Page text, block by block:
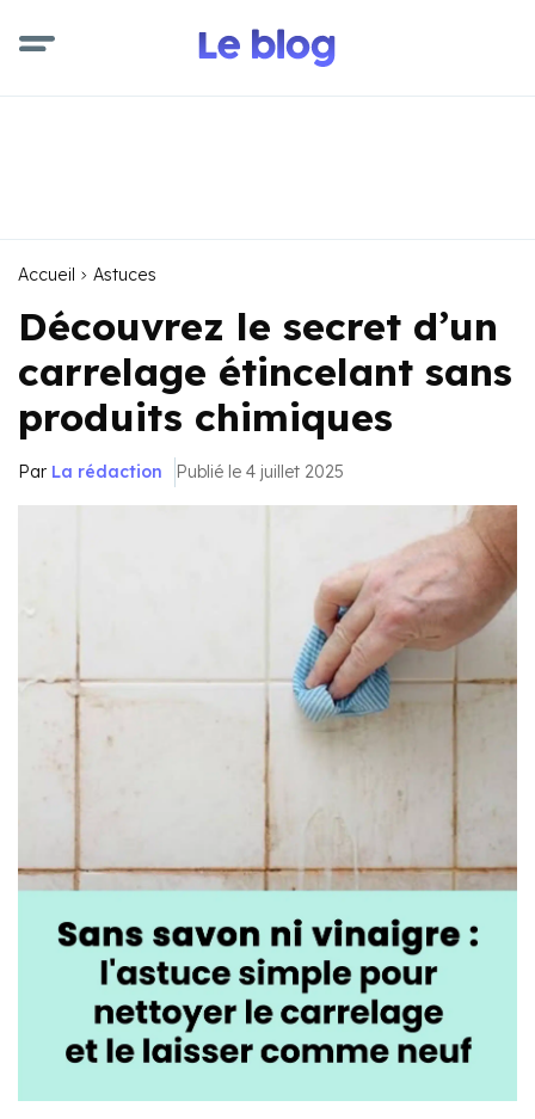
Accueil Astuces
Découvrez le secret d’un
carrelage étincelant sans
produits chimiques
Par La rédaction Publié le 4 juillet 2025